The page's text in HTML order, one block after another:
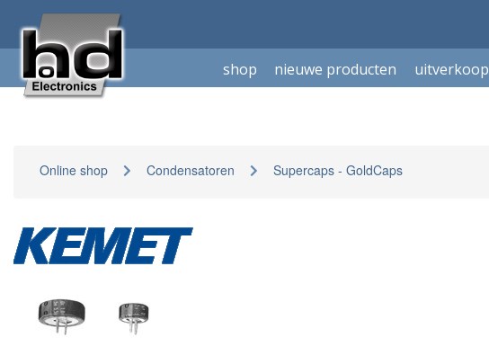
shop nieuwe producten uitverkoop
Online shop Condensatoren Supercaps - GoldCaps